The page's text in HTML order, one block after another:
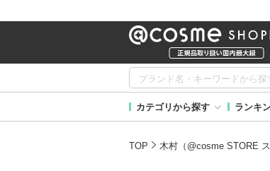
カテゴリから探す ランキ
TOP 木村（@cosme STORE